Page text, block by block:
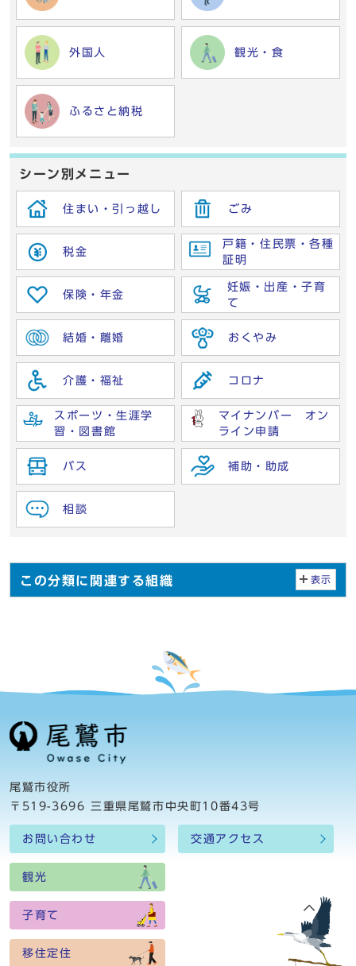
外国人 観光・食
ふるさと納税
シーン別メニュー
住まい・引っ越し ごみ
税金
戸籍・住民票・各種
証明
保険・年金
妊娠・出産・子育
て
結婚・離婚 おくやみ
介護・福祉 コロナ
スポーツ・生涯学
習・図書館
マイナンバー オン
ライン申請
バス 補助・助成
相談
この分類に関連する組織 表示
尾鷲市役所
〒519-3696 三重県尾鷲市中央町10番43号
お問い合わせ 交通アクセス
観光
子育て
移住定住